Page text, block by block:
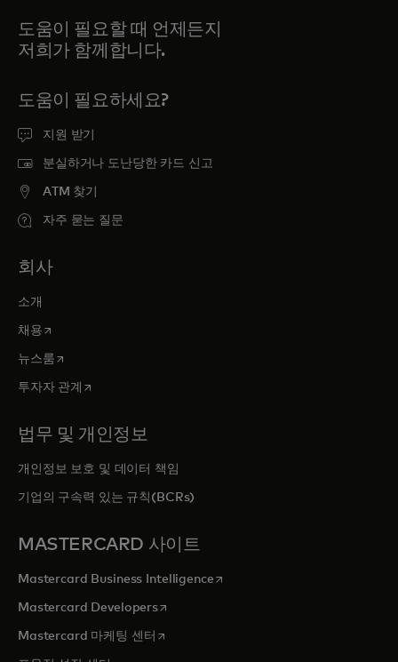
도움이 필요할 때 언제든지
저희가 함께합니다.
도움이 필요하세요?
지원 받기
분실하거나 도난당한 카드 신고
ATM 찾기
자주 묻는 질문
회사
소개
채용새 탭에서 열림
뉴스룸새 탭에서 열림
투자자 관계 새 탭에서 열림
법무 및 개인정보
개인정보 보호 및 데이터 책임
기업의 구속력 있는 규칙(BCRs)
MASTERCARD 사이트
Mastercard Business Intelligence새 탭에서 열림
Mastercard Developers새 탭에서 열림
Mastercard 마케팅 센터 새 탭에서 열림